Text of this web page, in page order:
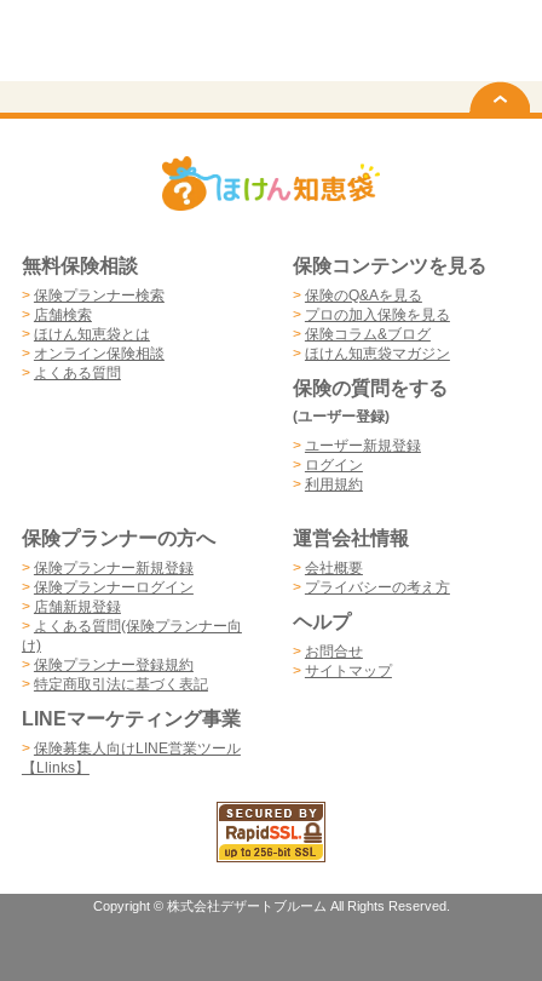
無料保険相談
> 保険プランナー検索
> 店舗検索
> ほけん知恵袋とは
> オンライン保険相談
> よくある質問
保険コンテンツを見る
> 保険のQ&Aを見る
> プロの加入保険を見る
> 保険コラム&ブログ
> ほけん知恵袋マガジン
保険の質問をする
(ユーザー登録)
> ユーザー新規登録
> ログイン
> 利用規約
保険プランナーの方へ
> 保険プランナー新規登録
> 保険プランナーログイン
> 店舗新規登録
> よくある質問(保険プランナー向
け)
> 保険プランナー登録規約
> 特定商取引法に基づく表記
LINEマーケティング事業
> 保険募集人向けLINE営業ツール
【Llinks】
運営会社情報
> 会社概要
> プライバシーの考え方
ヘルプ
> お問合せ
> サイトマップ
Copyright © 株式会社デザートブルーム All Rights Reserved.